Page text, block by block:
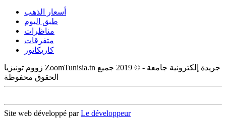
أسعار الذهب
طبق اليوم
مناظرات
متفرقات
كاريكاتور
زووم تونيزيا ZoomTunisia.tn جريدة إلكترونية جامعة - © 2019 جميع
الحقوق محفوظة
Site web développé parLe développeur